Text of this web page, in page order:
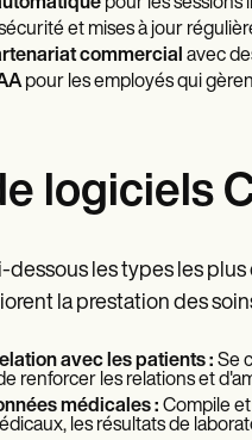
et mises à jour
commercial avec
pour les employés qui
logiciels
dessous les types les
la prestation des
avec les patients : Se
renforcer les relations et
médicales : Compile
les résultats de